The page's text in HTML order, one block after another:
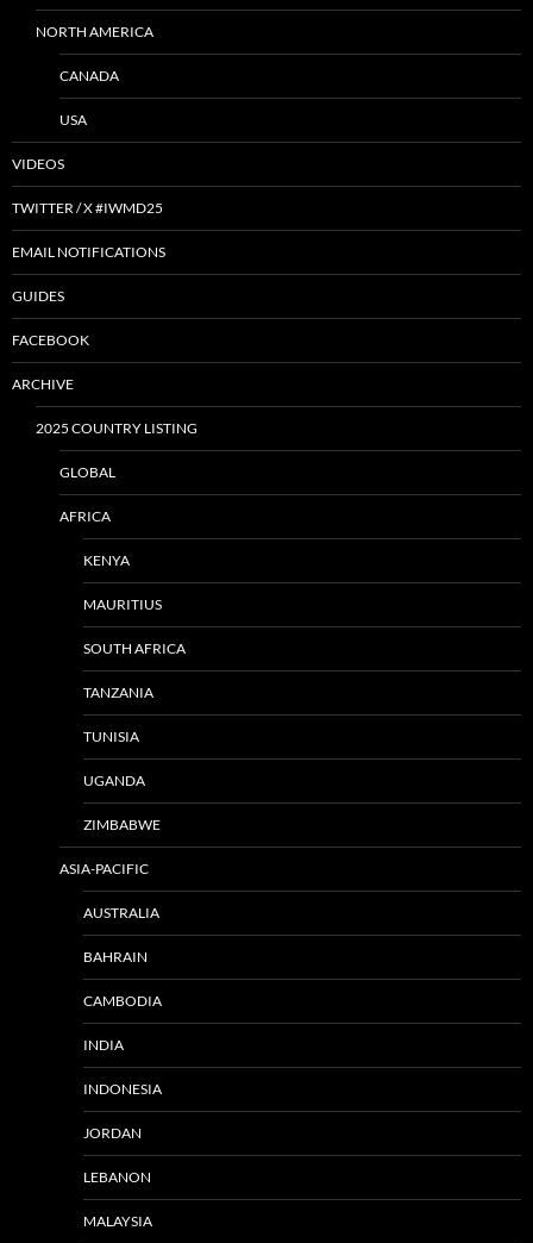
NORTH AMERICA
CANADA
USA
VIDEOS
TWITTER / X #IWMD25
EMAIL NOTIFICATIONS
GUIDES
FACEBOOK
ARCHIVE
2025 COUNTRY LISTING
GLOBAL
AFRICA
KENYA
MAURITIUS
SOUTH AFRICA
TANZANIA
TUNISIA
UGANDA
ZIMBABWE
ASIA-PACIFIC
AUSTRALIA
BAHRAIN
CAMBODIA
INDIA
INDONESIA
JORDAN
LEBANON
MALAYSIA